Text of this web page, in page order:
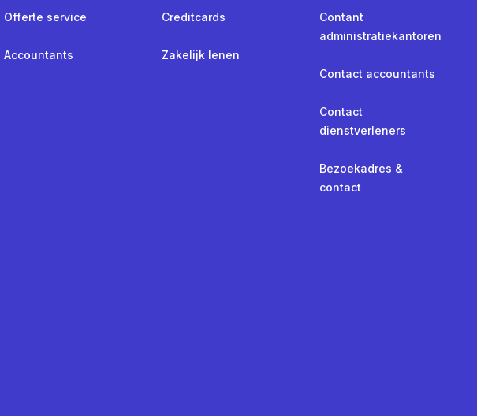
Offerte service
Accountants
Creditcards
Zakelijk lenen
Contant
administratiekantoren
Contact accountants
Contact
dienstverleners
Bezoekadres &
contact